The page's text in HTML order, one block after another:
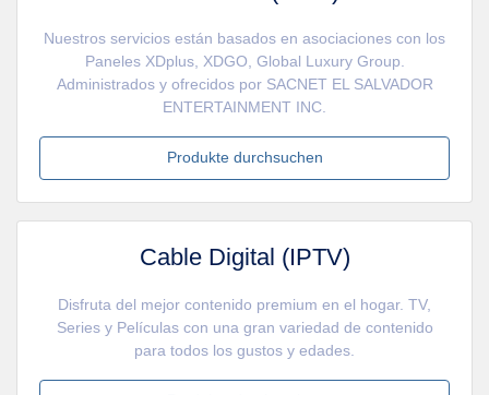
Nuestros servicios están basados en asociaciones con los
Paneles XDplus, XDGO, Global Luxury Group.
Administrados y ofrecidos por SACNET EL SALVADOR
ENTERTAINMENT INC.
Produkte durchsuchen
Cable Digital (IPTV)
Disfruta del mejor contenido premium en el hogar. TV,
Series y Películas con una gran variedad de contenido
para todos los gustos y edades.